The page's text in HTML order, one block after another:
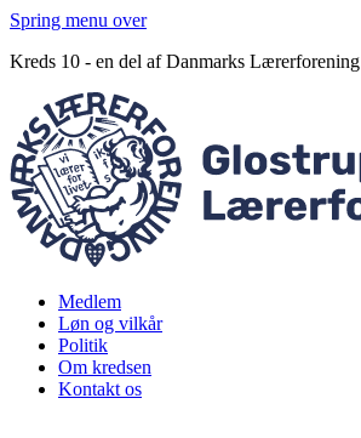
Spring menu over
Kreds 10 - en del af Danmarks Lærerforening
Medlem
Løn og vilkår
Politik
Om kredsen
Kontakt os